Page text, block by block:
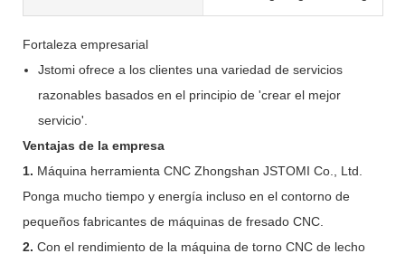
Fortaleza empresarial
Jstomi ofrece a los clientes una variedad de servicios
razonables basados ​​en el principio de 'crear el mejor
servicio'.
Ventajas de la empresa
1. Máquina herramienta CNC Zhongshan JSTOMI Co., Ltd.
Ponga mucho tiempo y energía incluso en el contorno de
pequeños fabricantes de máquinas de fresado CNC.
2. Con el rendimiento de la máquina de torno CNC de lecho